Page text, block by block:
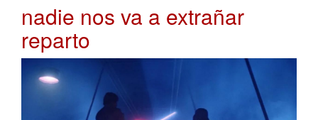
nadie nos va a extrañar
reparto